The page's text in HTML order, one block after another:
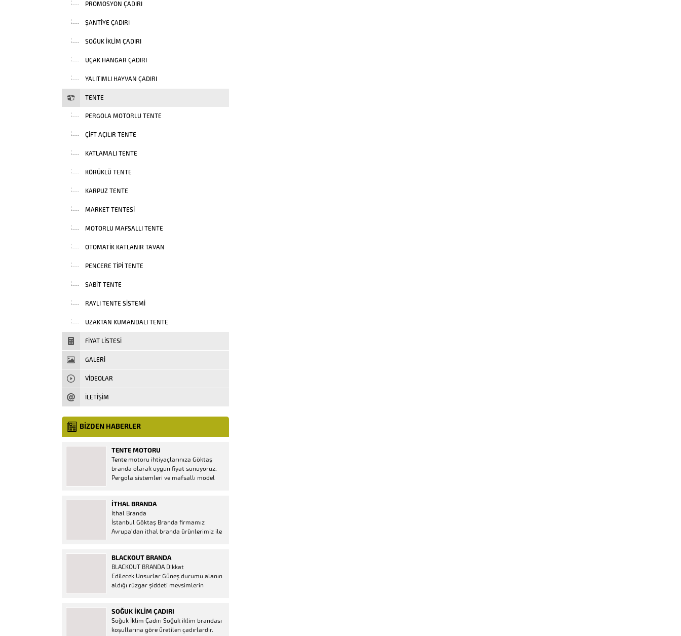
PROMOSYON ÇADIRI
ŞANTIYE ÇADIRI
SOĞUK İKLIM ÇADIRI
UÇAK HANGAR ÇADIRI
YALITIMLI HAYVAN ÇADIRI
TENTE
PERGOLA MOTORLU TENTE
ÇIFT AÇILIR TENTE
KATLAMALI TENTE
KÖRÜKLÜ TENTE
KARPUZ TENTE
MARKET TENTESI
MOTORLU MAFSALLI TENTE
OTOMATIK KATLANIR TAVAN
PENCERE TIPI TENTE
SABIT TENTE
RAYLI TENTE SISTEMI
UZAKTAN KUMANDALI TENTE
FIYAT LISTESI
GALERİ
VIDEOLAR
İLETİŞİM
BİZDEN HABERLER
TENTE MOTORU
Tente motoru ihtiyaçlarınıza Göktaş
branda olarak uygun fiyat sunuyoruz.
Pergola sistemleri ve mafsallı model
mevcuttur. Kumanda ve diğer aparatlar
firmamızda mevcuttur.
İTHAL BRANDA
İthal Branda
İstanbul Göktaş Branda firmamız
Avrupa’dan ithal branda ürünlerimiz ile
Ürün Al dükkanı ürünleri peşin fiyatına
bol taksitle Göktaş Branda Çeşitleri
Adresinde, 1.kalite ithal ürün ne demek
Brandacı sektöründe faaliyet gösteren,
BLACKOUT BRANDA
BLACKOUT BRANDA Dikkat
Edilecek Unsurlar Güneş durumu alanın
aldığı rüzgar şiddeti mevsimlerin
düşünmeniz gereken bir kaç faktörden
biridir. Türkiye’nin lider Branda markası
Göktaş Branda, Hazine ve Maliye Bakanı
SOĞUK İKLIM ÇADIRI
Soğuk İklim Çadırı Soğuk iklim brandası
koşullarına göre üretilen çadırlardır.